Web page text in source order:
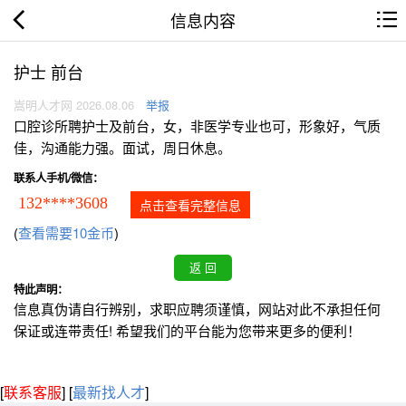
信息内容
护士 前台
嵩明人才网 2026.08.06 举报
口腔诊所聘护士及前台，女，非医学专业也可，形象好，气质
佳，沟通能力强。面试，周日休息。
联系人手机/微信：
132****3608 点击查看完整信息
(查看需要10金币)
特此声明：
信息真伪请自行辨别，求职应聘须谨慎，网站对此不承担任何
保证或连带责任! 希望我们的平台能为您带来更多的便利！
[联系客服] [最新找人才]